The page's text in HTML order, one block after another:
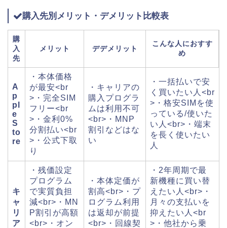
購入先別メリット・デメリット比較表
購
入
先
メリット デデメリット
こんな人におすす
め
A
p
pl
e
S
to
re
・本体価格
が最安<br
>・完全SIM
フリー<br
>・金利0%
分割払い<br
>・公式下取
り
・キャリアの
購入プログラ
ムは利用不可
<br>・MNP
割引などはな
い
・一括払いで安
く買いたい人<br
>・格安SIMを使
っている/使いた
い人<br>・端末
を長く使いたい
人
キ
ャ
リ
ア
・残価設定
プログラム
で実質負担
減<br>・MN
P割引が高額
<br>・オン
・本体定価が
割高<br>・プ
ログラム利用
は返却が前提
<br>・回線契
・2年周期で最
新機種に買い替
えたい人<br>・
月々の支払いを
抑えたい人<br
>・他社から乗